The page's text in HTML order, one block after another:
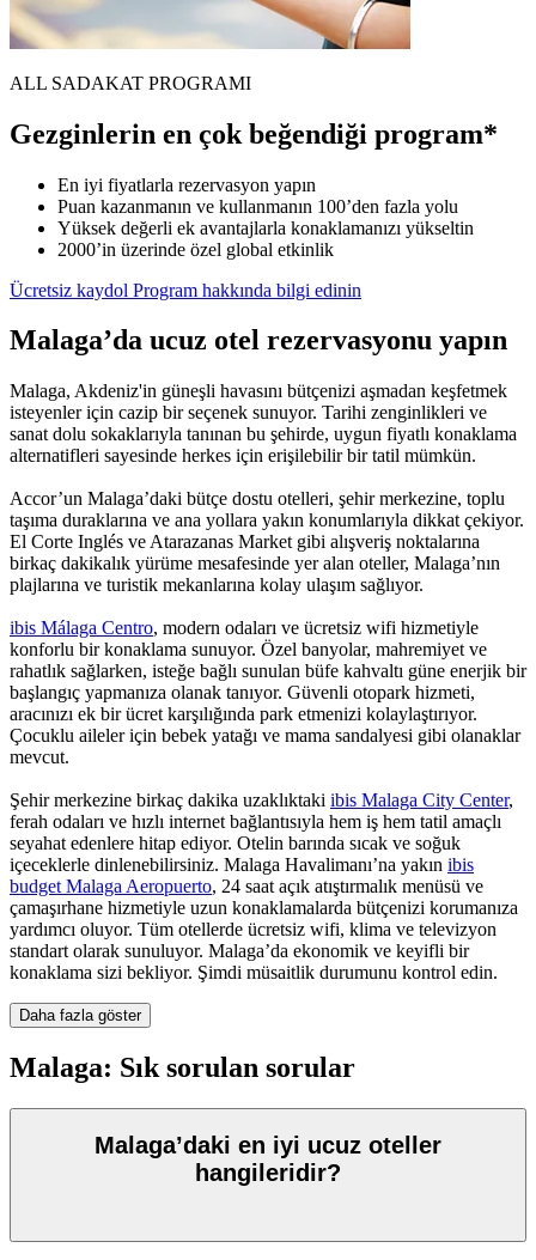
ALL SADAKAT PROGRAMI
Gezginlerin en çok beğendiği program*
En iyi fiyatlarla rezervasyon yapın
Puan kazanmanın ve kullanmanın 100’den fazla yolu
Yüksek değerli ek avantajlarla konaklamanızı yükseltin
2000’in üzerinde özel global etkinlik
Ücretsiz kaydol Program hakkında bilgi edinin
Malaga’da ucuz otel rezervasyonu yapın
Malaga, Akdeniz'in güneşli havasını bütçenizi aşmadan keşfetmek
isteyenler için cazip bir seçenek sunuyor. Tarihi zenginlikleri ve
sanat dolu sokaklarıyla tanınan bu şehirde, uygun fiyatlı konaklama
alternatifleri sayesinde herkes için erişilebilir bir tatil mümkün.
Accor’un Malaga’daki bütçe dostu otelleri, şehir merkezine, toplu
taşıma duraklarına ve ana yollara yakın konumlarıyla dikkat çekiyor.
El Corte Inglés ve Atarazanas Market gibi alışveriş noktalarına
birkaç dakikalık yürüme mesafesinde yer alan oteller, Malaga’nın
plajlarına ve turistik mekanlarına kolay ulaşım sağlıyor.
ibis Málaga Centro, modern odaları ve ücretsiz wifi hizmetiyle
konforlu bir konaklama sunuyor. Özel banyolar, mahremiyet ve
rahatlık sağlarken, isteğe bağlı sunulan büfe kahvaltı güne enerjik bir
başlangıç yapmanıza olanak tanıyor. Güvenli otopark hizmeti,
aracınızı ek bir ücret karşılığında park etmenizi kolaylaştırıyor.
Çocuklu aileler için bebek yatağı ve mama sandalyesi gibi olanaklar
mevcut.
Şehir merkezine birkaç dakika uzaklıktaki ibis Malaga City Center,
ferah odaları ve hızlı internet bağlantısıyla hem iş hem tatil amaçlı
seyahat edenlere hitap ediyor. Otelin barında sıcak ve soğuk
içeceklerle dinlenebilirsiniz. Malaga Havalimanı’na yakın ibis
budget Malaga Aeropuerto, 24 saat açık atıştırmalık menüsü ve
çamaşırhane hizmetiyle uzun konaklamalarda bütçenizi korumanıza
yardımcı oluyor. Tüm otellerde ücretsiz wifi, klima ve televizyon
standart olarak sunuluyor. Malaga’da ekonomik ve keyifli bir
konaklama sizi bekliyor. Şimdi müsaitlik durumunu kontrol edin.
Daha fazla göster
Malaga: Sık sorulan sorular
Malaga’daki en iyi ucuz oteller
hangileridir?